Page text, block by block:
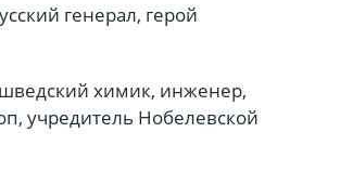
генерал, герой
химик, инженер,
учредитель Нобелевской